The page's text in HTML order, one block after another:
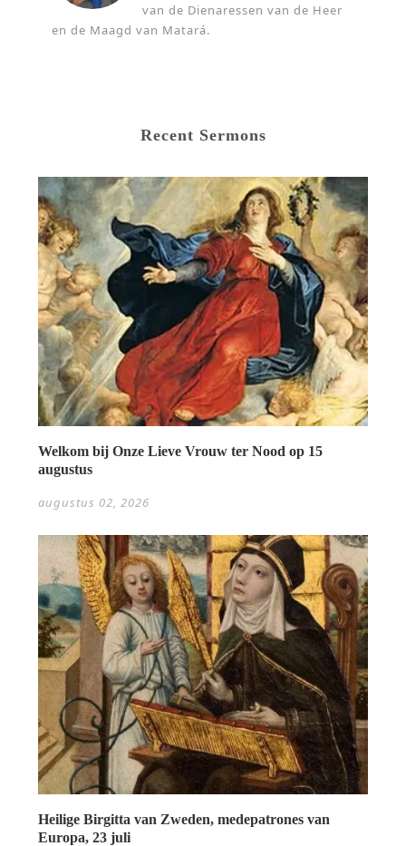
van de Dienaressen van de Heer
en de Maagd van Matará.
Recent Sermons
Welkom bij Onze Lieve Vrouw ter Nood op 15
augustus
augustus 02, 2026
Heilige Birgitta van Zweden, medepatrones van
Europa, 23 juli